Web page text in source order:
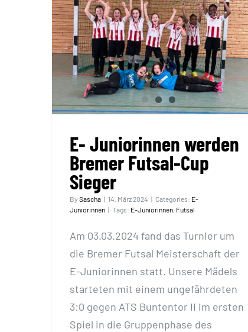
E- Juniorinnen werden
Bremer Futsal-Cup Sieger
E- Juniorinnen werden
Bremer Futsal-Cup
Sieger
By Sascha | 14. März 2024 | Categories: E-
Juniorinnen | Tags: E-Juniorinnen, Futsal
Am 03.03.2024 fand das Turnier um
die Bremer Futsal Meisterschaft der
E-Juniorinnen statt. Unsere Mädels
starteten mit einem ungefährdeten
3:0 gegen ATS Buntentor II im ersten
Spiel in die Gruppenphase des